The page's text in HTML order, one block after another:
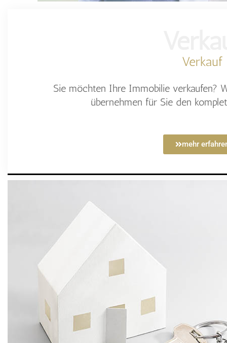
Verkauf
Sie möchten Ihre Immobilie verkaufen?
übernehmen für Sie den
mehr